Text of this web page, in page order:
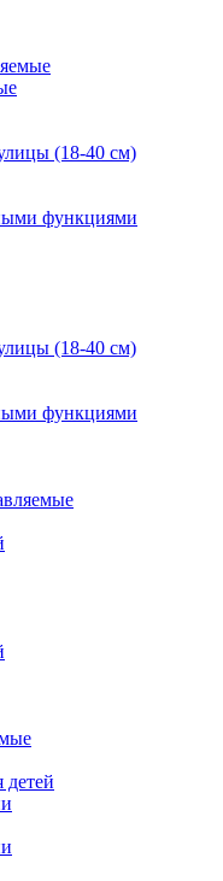
(18-40 см)
функциями
(18-40 см)
функциями